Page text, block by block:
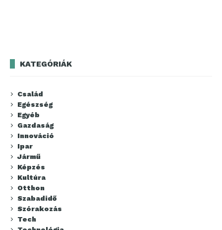
KATEGÓRIÁK
Család
Egészség
Egyéb
Gazdaság
Innováció
Ipar
Jármű
Képzés
Kultúra
Otthon
Szabadidő
Szórakozás
Tech